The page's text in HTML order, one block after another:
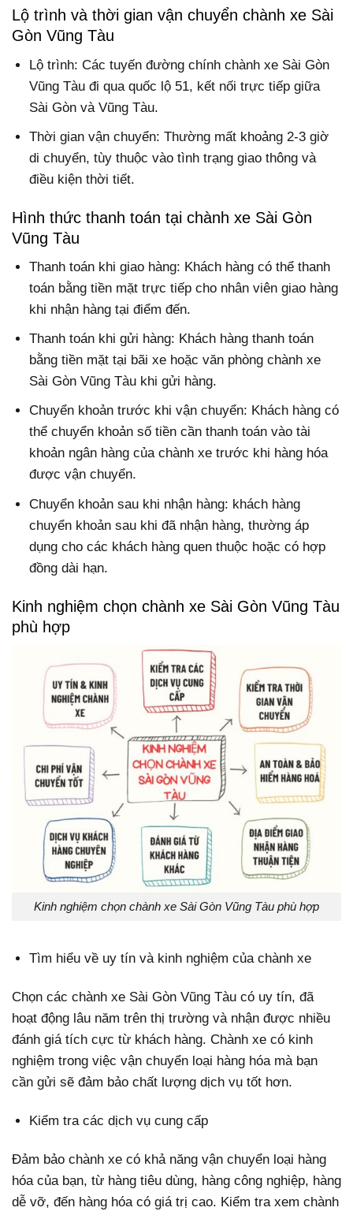
Lộ trình và thời gian vận chuyển chành xe Sài
Gòn Vũng Tàu
Lộ trình: Các tuyến đường chính chành xe Sài Gòn
Vũng Tàu đi qua quốc lộ 51, kết nối trực tiếp giữa
Sài Gòn và Vũng Tàu.
Thời gian vận chuyển: Thường mất khoảng 2-3 giờ
di chuyển, tùy thuộc vào tình trạng giao thông và
điều kiện thời tiết.
Hình thức thanh toán tại chành xe Sài Gòn
Vũng Tàu
Thanh toán khi giao hàng: Khách hàng có thể thanh
toán bằng tiền mặt trực tiếp cho nhân viên giao hàng
khi nhận hàng tại điểm đến.
Thanh toán khi gửi hàng: Khách hàng thanh toán
bằng tiền mặt tại bãi xe hoặc văn phòng chành xe
Sài Gòn Vũng Tàu khi gửi hàng.
Chuyển khoản trước khi vận chuyển: Khách hàng có
thể chuyển khoản số tiền cần thanh toán vào tài
khoản ngân hàng của chành xe trước khi hàng hóa
được vận chuyển.
Chuyển khoản sau khi nhận hàng: khách hàng
chuyển khoản sau khi đã nhận hàng, thường áp
dụng cho các khách hàng quen thuộc hoặc có hợp
đồng dài hạn.
Kinh nghiệm chọn chành xe Sài Gòn Vũng Tàu
phù hợp
Kinh nghiệm chọn chành xe Sài Gòn Vũng Tàu phù hợp
Tìm hiểu về uy tín và kinh nghiệm của chành xe
Chọn các chành xe Sài Gòn Vũng Tàu có uy tín, đã
hoạt động lâu năm trên thị trường và nhận được nhiều
đánh giá tích cực từ khách hàng. Chành xe có kinh
nghiệm trong việc vận chuyển loại hàng hóa mà bạn
cần gửi sẽ đảm bảo chất lượng dịch vụ tốt hơn.
Kiểm tra các dịch vụ cung cấp
Đảm bảo chành xe có khả năng vận chuyển loại hàng
hóa của bạn, từ hàng tiêu dùng, hàng công nghiệp, hàng
dễ vỡ, đến hàng hóa có giá trị cao. Kiểm tra xem chành